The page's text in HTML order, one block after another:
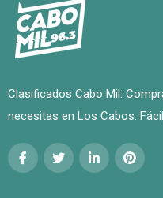
Clasificados Cabo Mil:
necesitas en Los Cabos.